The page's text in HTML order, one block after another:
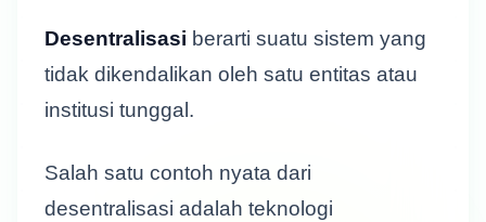
Desentralisasi berarti suatu sistem yang
tidak dikendalikan oleh satu entitas atau
institusi tunggal.
Salah satu contoh nyata dari
desentralisasi adalah teknologi